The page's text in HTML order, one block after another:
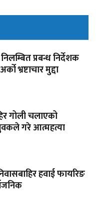
प्रबन्ध निर्देशक
भ्रष्टाचार मुद्दा
गोली चलाएको
गरे आत्महत्या
हवाई फायरिङ